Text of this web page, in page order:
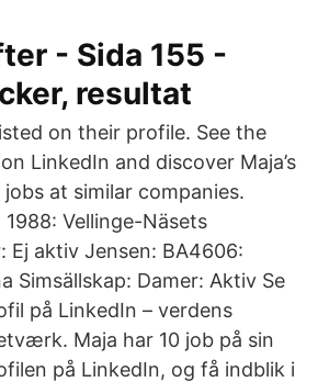
- Sida 155 -
resultat
on their profile. See the
LinkedIn and discover Maja’s
at similar companies.
Vellinge-Näsets
Ej aktiv Jensen: BA4606:
Simsällskap: Damer: Aktiv Se
på LinkedIn – verdens
Maja har 10 job på sin
på LinkedIn, og få indblik i